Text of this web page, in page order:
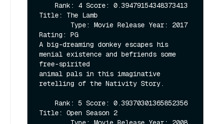
Title: The Lamb
Rating: PG
A big-dreaming donkey escapes his
menial existence and befriends some
free-spirited
animal pals in this imaginative
retelling of the Nativity Story.
Title: Open Season 2